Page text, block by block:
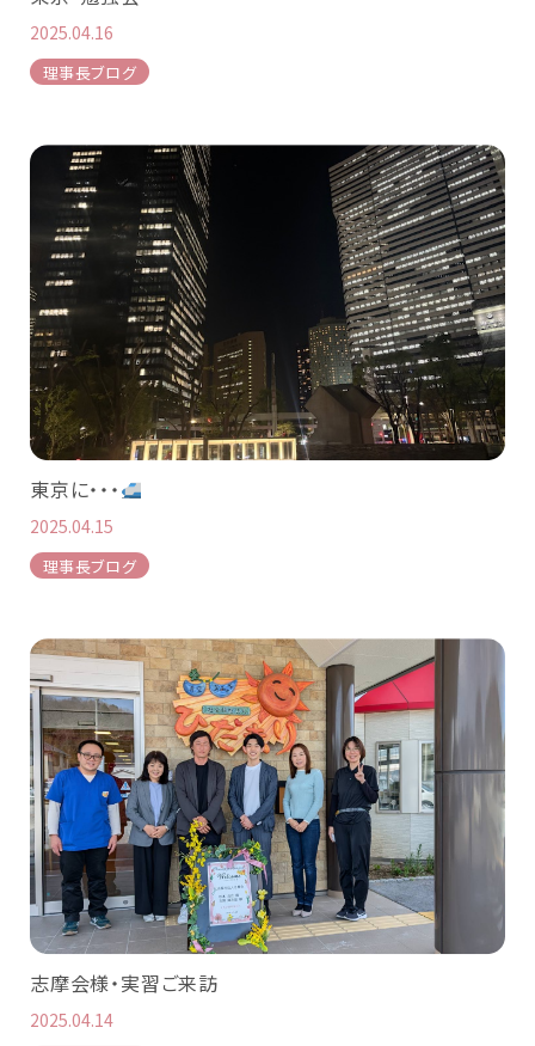
2025.04.16
理事長ブログ
東京に・・・
2025.04.15
理事長ブログ
志摩会様・実習ご来訪
2025.04.14